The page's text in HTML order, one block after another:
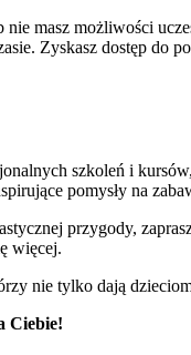
nie masz możliwości
Zyskasz dostęp do
szkoleń i
pomysły na
przygody,
więcej.
nie tylko dają
Ciebie!